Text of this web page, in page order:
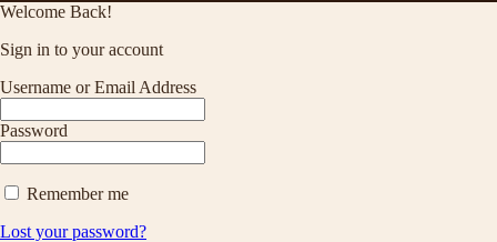
Welcome Back!
Sign in to your account
Username or Email Address
Password
Remember me
Lost your password?